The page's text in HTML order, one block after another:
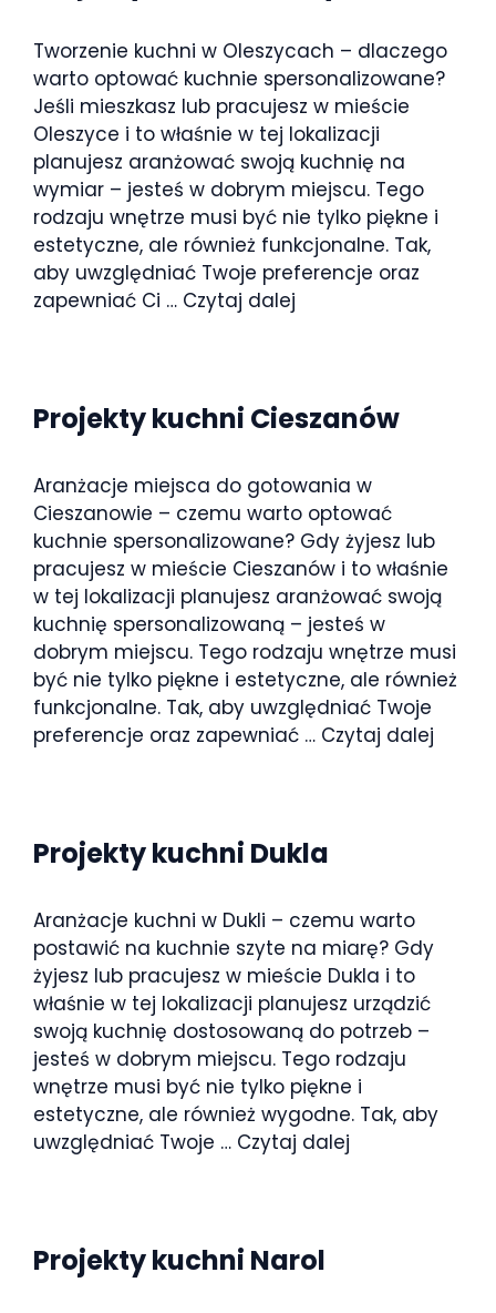
Tworzenie kuchni w Oleszycach – dlaczego
warto optować kuchnie spersonalizowane?
Jeśli mieszkasz lub pracujesz w mieście
Oleszyce i to właśnie w tej lokalizacji
planujesz aranżować swoją kuchnię na
wymiar – jesteś w dobrym miejscu. Tego
rodzaju wnętrze musi być nie tylko piękne i
estetyczne, ale również funkcjonalne. Tak,
aby uwzględniać Twoje preferencje oraz
zapewniać Ci … Czytaj dalej
Projekty kuchni Cieszanów
Aranżacje miejsca do gotowania w
Cieszanowie – czemu warto optować
kuchnie spersonalizowane? Gdy żyjesz lub
pracujesz w mieście Cieszanów i to właśnie
w tej lokalizacji planujesz aranżować swoją
kuchnię spersonalizowaną – jesteś w
dobrym miejscu. Tego rodzaju wnętrze musi
być nie tylko piękne i estetyczne, ale również
funkcjonalne. Tak, aby uwzględniać Twoje
preferencje oraz zapewniać … Czytaj dalej
Projekty kuchni Dukla
Aranżacje kuchni w Dukli – czemu warto
postawić na kuchnie szyte na miarę? Gdy
żyjesz lub pracujesz w mieście Dukla i to
właśnie w tej lokalizacji planujesz urządzić
swoją kuchnię dostosowaną do potrzeb –
jesteś w dobrym miejscu. Tego rodzaju
wnętrze musi być nie tylko piękne i
estetyczne, ale również wygodne. Tak, aby
uwzględniać Twoje … Czytaj dalej
Projekty kuchni Narol